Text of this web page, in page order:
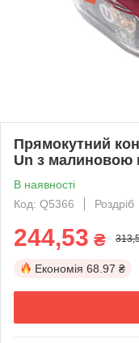
Прямокутний
Un з малиновою
В наявності
Код: Q5366
Роздріб
244,53 ₴
Економія 68.97 ₴